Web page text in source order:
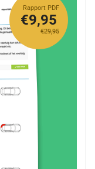
Rapport PDF
€29,95
€9,95